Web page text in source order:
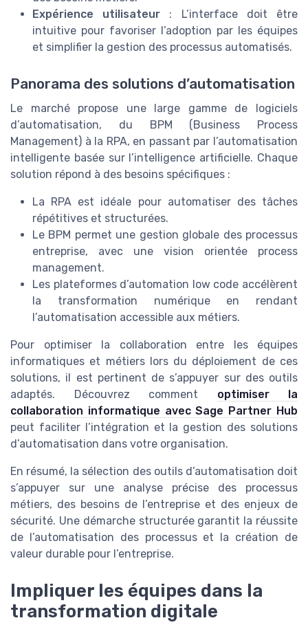
Expérience utilisateur : L’interface doit être
intuitive pour favoriser l’adoption par les équipes
et simplifier la gestion des processus automatisés.
Panorama des solutions d’automatisation
Le marché propose une large gamme de logiciels
d’automatisation, du BPM (Business Process
Management) à la RPA, en passant par l’automatisation
intelligente basée sur l’intelligence artificielle. Chaque
solution répond à des besoins spécifiques :
La RPA est idéale pour automatiser des tâches
répétitives et structurées.
Le BPM permet une gestion globale des processus
entreprise, avec une vision orientée process
management.
Les plateformes d’automation low code accélèrent
la transformation numérique en rendant
l’automatisation accessible aux métiers.
Pour optimiser la collaboration entre les équipes
informatiques et métiers lors du déploiement de ces
solutions, il est pertinent de s’appuyer sur des outils
adaptés. Découvrez comment optimiser la
collaboration informatique avec Sage Partner Hub
peut faciliter l’intégration et la gestion des solutions
d’automatisation dans votre organisation.
En résumé, la sélection des outils d’automatisation doit
s’appuyer sur une analyse précise des processus
métiers, des besoins de l’entreprise et des enjeux de
sécurité. Une démarche structurée garantit la réussite
de l’automatisation des processus et la création de
valeur durable pour l’entreprise.
Impliquer les équipes dans la
transformation digitale